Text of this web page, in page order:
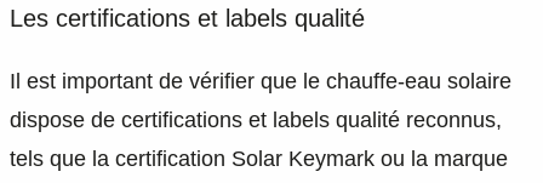
Les certifications et labels qualité
Il est important de vérifier que le chauffe-eau solaire
dispose de certifications et labels qualité reconnus,
tels que la certification Solar Keymark ou la marque